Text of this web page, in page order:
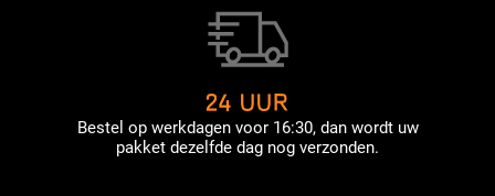
24 UUR
Bestel op werkdagen voor 16:30, dan wordt uw
pakket dezelfde dag nog verzonden.